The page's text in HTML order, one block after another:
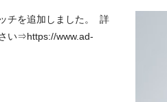
チを追加しました。 詳
い⇒https://www.ad-